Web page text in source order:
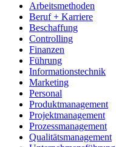
Arbeitsmethoden
Beruf + Karriere
Beschaffung
Controlling
Finanzen
Führung
Informationstechnik
Marketing
Personal
Produktmanagement
Projektmanagement
Prozessmanagement
Qualitätsmanagement